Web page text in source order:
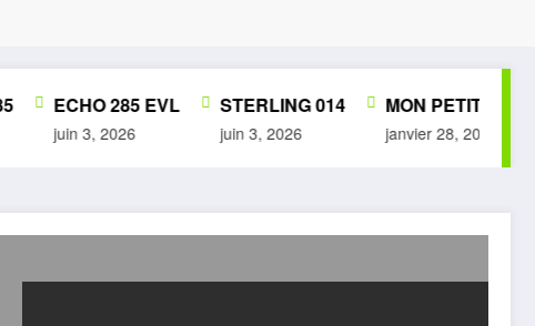
ECHO 285 EVL
juin 3, 2026
STERLING 014
juin 3, 2026
MON PETIT
janvier 28, 2026